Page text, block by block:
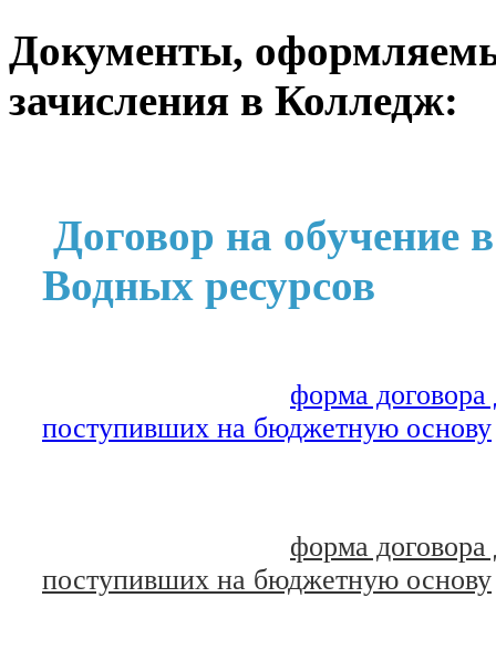
Документы,
зачисления в Колледж:
Договор на
Водных ресурсов
форма
поступивших на бюджетную основу
форма
поступивших на бюджетную основу